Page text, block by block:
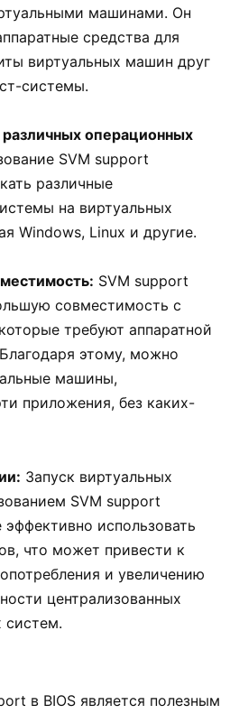
машинами. Он
средства для
виртуальных машин друг
системы.
операционных
SVM support
различные
на виртуальных
Windows, Linux и другие.
SVM support
совместимость с
требуют аппаратной
этому, можно
машины,
приложения, без каких-
Запуск виртуальных
SVM support
эффективно использовать
что может привести к
и увеличению
централизованных
систем.
в BIOS является полезным